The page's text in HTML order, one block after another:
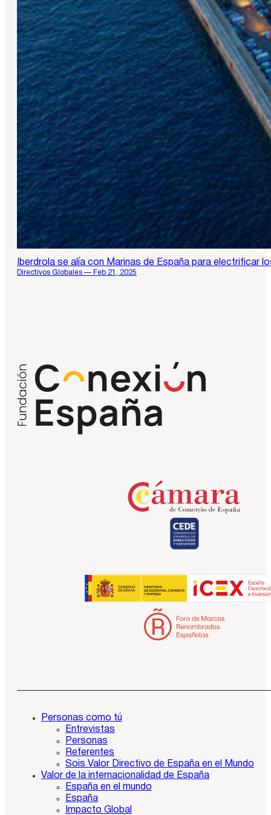
Iberdrola se alía con Marinas de España para electrificar
Directivos Globales — Feb 21, 2025
Personas como tú
Entrevistas
Personas
Referentes
Sois Valor Directivo de España en el Mundo
Valor de la internacionalidad de España
España en el mundo
España
Impacto Global